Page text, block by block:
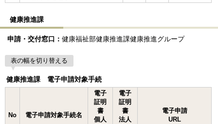
健康推進課
申請・交付窓口： 健康福祉部健康推進課健康推進グループ
表の幅を切り替える
健康推進課 電子申請対象手続
No 電子申請対象手続名
電子
証明
書
個人
電子
証明
書
法人
電子申請
URL